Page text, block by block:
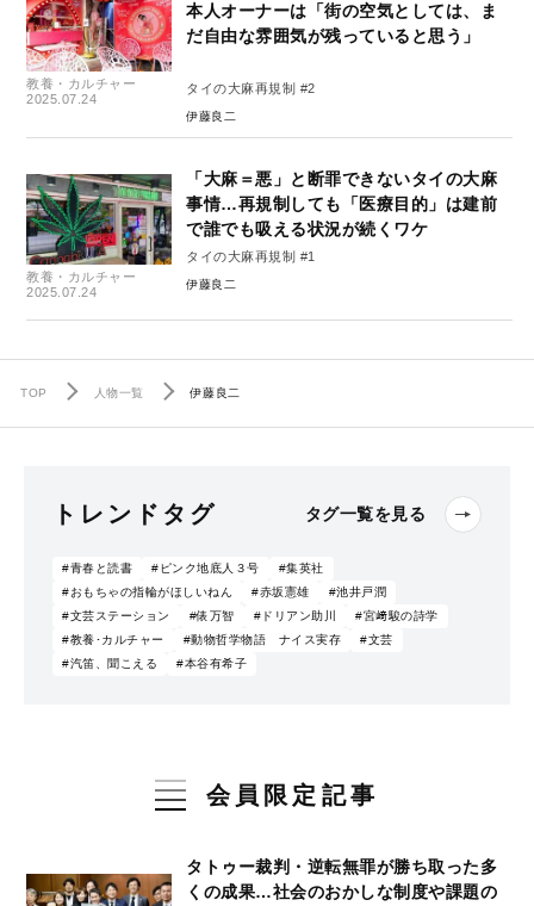
教養・カルチャー
2025.07.24
本人オーナーは「街の空気としては、ま
だ自由な雰囲気が残っていると思う」
タイの大麻再規制 #2
伊藤良二
教養・カルチャー
2025.07.24
「大麻＝悪」と断罪できないタイの大麻
事情…再規制しても「医療目的」は建前
で誰でも吸える状況が続くワケ
タイの大麻再規制 #1
伊藤良二
TOP 人物一覧 伊藤良二
トレンドタグ タグ一覧を見る
#青春と読書 #ピンク地底人３号
#集英社
#おもちゃの指輪がほしいねん
#赤坂憲雄
#池井戸潤
#文芸ステーション
#俵万智 #ドリアン助川
#宮﨑駿の詩学
#教養･カルチャー
#動物哲学物語 ナイス実存
#文芸
#汽笛、聞こえる
#本谷有希子
会員限定記事
タトゥー裁判・逆転無罪が勝ち取った多
くの成果…社会のおかしな制度や課題の